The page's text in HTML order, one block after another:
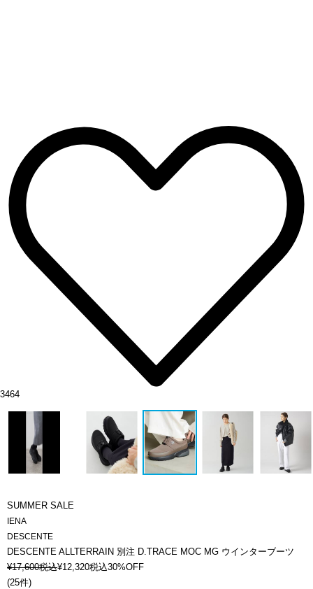
3464
SUMMER SALE
IENA
DESCENTE
DESCENTE ALLTERRAIN 別注 D.TRACE MOC MG ウインターブーツ
¥17,600税込¥12,320税込30%OFF
(25件)